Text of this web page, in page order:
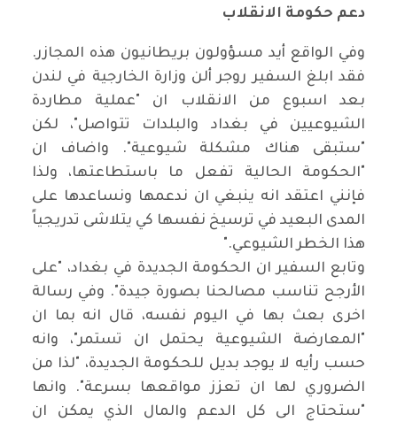
دعم حكومة الانقلاب
وفي الواقع أيد مسؤولون بريطانيون هذه المجازر.
فقد ابلغ السفير روجر ألن وزارة الخارجية في لندن
بعد اسبوع من الانقلاب ان "عملية مطاردة
الشيوعيين في بغداد والبلدات تتواصل"، لكن
"ستبقى هناك مشكلة شيوعية". واضاف ان
"الحكومة الحالية تفعل ما باستطاعتها، ولذا
فإنني اعتقد انه ينبغي ان ندعمها ونساعدها على
المدى البعيد في ترسيخ نفسها كي يتلاشى تدريجياً
هذا الخطر الشيوعي".
وتابع السفير ان الحكومة الجديدة في بغداد، "على
الأرجح تناسب مصالحنا بصورة جيدة". وفي رسالة
اخرى بعث بها في اليوم نفسه، قال انه بما ان
"المعارضة الشيوعية يحتمل ان تستمر"، وانه
حسب رأيه لا يوجد بديل للحكومة الجديدة، "لذا من
الضروري لها ان تعزز مواقعها بسرعة". وانها
"ستحتاج الى كل الدعم والمال الذي يمكن ان